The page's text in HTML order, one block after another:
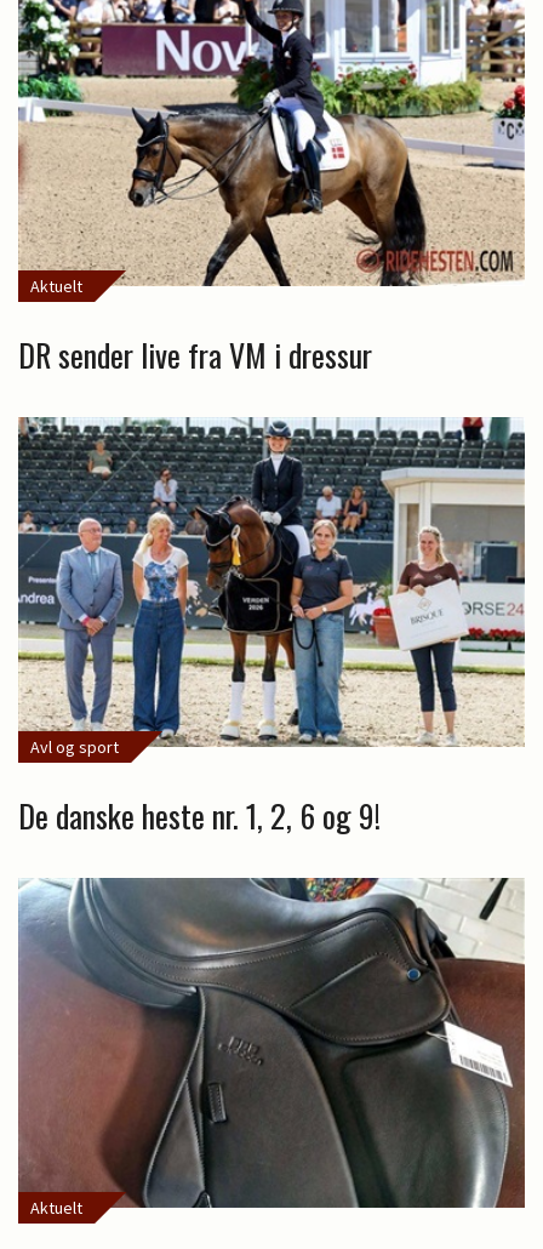
Aktuelt
DR sender live fra VM i dressur
Avl og sport
De danske heste nr. 1, 2, 6 og 9!
Aktuelt